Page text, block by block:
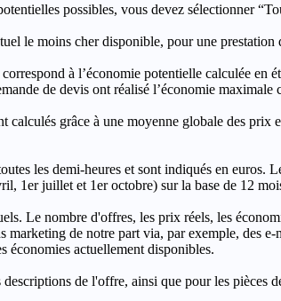
possibles, vous devez sélectionner
moins cher disponible, pour une prestation
à l’économie potentielle calculée en
de devis ont réalisé l’économie
grâce à une moyenne globale des prix
les demi-heures et sont indiqués en euros.
1er juillet et 1er octobre) sur la base de 12
Le nombre d'offres, les prix réels, les
de notre part via, par exemple, des
économies actuellement disponibles.
de l'offre, ainsi que pour les pièces